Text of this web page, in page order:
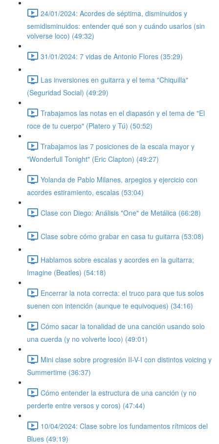
24/01/2024: Acordes de séptima, disminuidos y
semidisminuidos: entender qué son y cuándo usarlos (sin
volverse loco) (49:32)
31/01/2024: 7 vidas de Antonio Flores (35:29)
Las inversiones en guitarra y el tema "Chiquilla"
(Seguridad Social) (49:29)
Trabajamos las notas en el diapasón y el tema de "El
roce de tu cuerpo" (Platero y Tú) (50:52)
Trabajamos las 7 posiciones de la escala mayor y
"Wonderfull Tonight" (Eric Clapton) (49:27)
Yolanda de Pablo Milanes, arpegios y ejercicio con
acordes estiramiento, escalas (53:04)
Clase con Diego: Análisis "One" de Metálica (66:28)
Clase sobre cómo grabar en casa tu guitarra (53:08)
Hablamos sobre escalas y acordes en la guitarra;
Imagine (Beatles) (54:18)
Encerrar la nota correcta: el truco para que tus solos
suenen con intención (aunque te equivoques) (34:16)
Cómo sacar la tonalidad de una canción usando solo
una cuerda (y no volverte loco) (49:01)
Mini clase sobre progresión II-V-I con distintos voicing y
Summertime (36:37)
Cómo entender la estructura de una canción (y no
perderte entre versos y coros) (47:44)
10/04/2024: Clase sobre los fundamentos rítmicos del
Blues (49:19)